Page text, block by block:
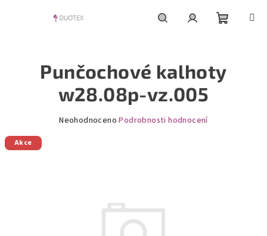
košík
Punčochové kalhoty
w28.08p-vz.005
Průměrné
Neohodnoceno Podrobnosti hodnocení
Akce